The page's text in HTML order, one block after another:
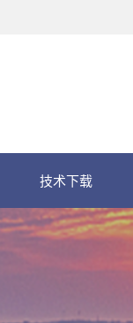
技术下载